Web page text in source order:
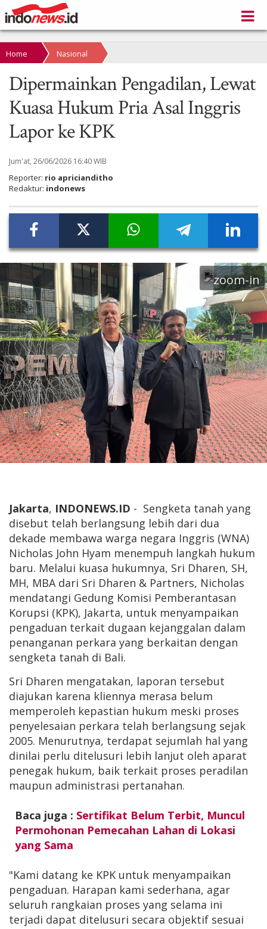
Home Nasional
Dipermainkan Pengadilan, Lewat
Kuasa Hukum Pria Asal Inggris
Lapor ke KPK
Jum'at, 26/06/2026 16:40 WIB
Reporter: rio apricianditho
Redaktur: indonews
Jakarta, INDONEWS.ID - Sengketa tanah yang
disebut telah berlangsung lebih dari dua
dekade membawa warga negara Inggris (WNA)
Nicholas John Hyam menempuh langkah hukum
baru. Melalui kuasa hukumnya, Sri Dharen, SH,
MH, MBA dari Sri Dharen & Partners, Nicholas
mendatangi Gedung Komisi Pemberantasan
Korupsi (KPK), Jakarta, untuk menyampaikan
pengaduan terkait dugaan kejanggalan dalam
penanganan perkara yang berkaitan dengan
sengketa tanah di Bali.
Sri Dharen mengatakan, laporan tersebut
diajukan karena kliennya merasa belum
memperoleh kepastian hukum meski proses
penyelesaian perkara telah berlangsung sejak
2005. Menurutnya, terdapat sejumlah hal yang
dinilai perlu ditelusuri lebih lanjut oleh aparat
penegak hukum, baik terkait proses peradilan
maupun administrasi pertanahan.
Baca juga : Sertifikat Belum Terbit, Muncul
Permohonan Pemecahan Lahan di Lokasi
yang Sama
"Kami datang ke KPK untuk menyampaikan
pengaduan. Harapan kami sederhana, agar
seluruh rangkaian proses yang selama ini
terjadi dapat ditelusuri secara objektif sesuai